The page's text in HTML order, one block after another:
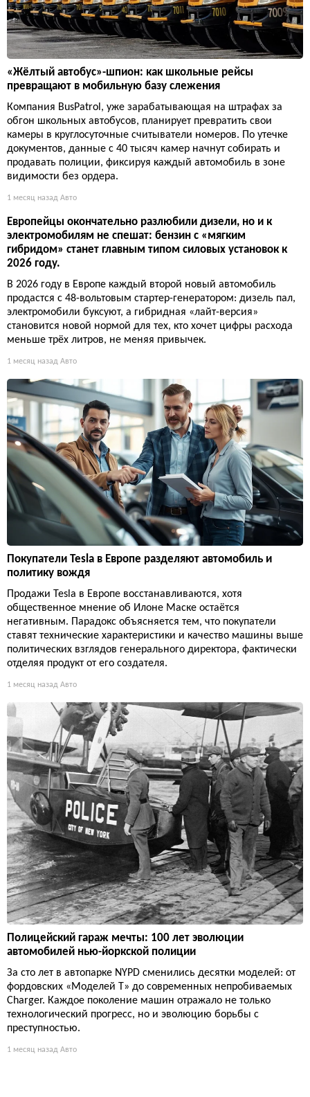
«Жёлтый автобус»-шпион: как школьные рейсы
превращают в мобильную базу слежения
Компания BusPatrol, уже зарабатывающая на штрафах за
обгон школьных автобусов, планирует превратить свои
камеры в круглосуточные считыватели номеров. По утечке
документов, данные с 40 тысяч камер начнут собирать и
продавать полиции, фиксируя каждый автомобиль в зоне
видимости без ордера.
1 месяц назад Авто
Европейцы окончательно разлюбили дизели, но и к
электромобилям не спешат: бензин с «мягким
гибридом» станет главным типом силовых установок к
2026 году.
В 2026 году в Европе каждый второй новый автомобиль
продастся с 48-вольтовым стартер-генератором: дизель пал,
электромобили буксуют, а гибридная «лайт-версия»
становится новой нормой для тех, кто хочет цифры расхода
меньше трёх литров, не меняя привычек.
1 месяц назад Авто
Покупатели Tesla в Европе разделяют автомобиль и
политику вождя
Продажи Tesla в Европе восстанавливаются, хотя
общественное мнение об Илоне Маске остаётся
негативным. Парадокс объясняется тем, что покупатели
ставят технические характеристики и качество машины выше
политических взглядов генерального директора, фактически
отделяя продукт от его создателя.
1 месяц назад Авто
Полицейский гараж мечты: 100 лет эволюции
автомобилей нью-йоркской полиции
За сто лет в автопарке NYPD сменились десятки моделей: от
фордовских «Моделей Т» до современных непробиваемых
Charger. Каждое поколение машин отражало не только
технологический прогресс, но и эволюцию борьбы с
преступностью.
1 месяц назад Авто